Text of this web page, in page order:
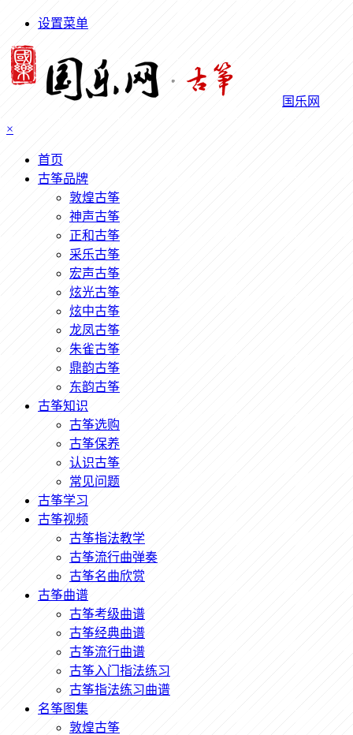
设置菜单
国乐网
×
首页
古筝品牌
敦煌古筝
神声古筝
正和古筝
采乐古筝
宏声古筝
炫光古筝
炫中古筝
龙凤古筝
朱雀古筝
鼎韵古筝
东韵古筝
古筝知识
古筝选购
古筝保养
认识古筝
常见问题
古筝学习
古筝视频
古筝指法教学
古筝流行曲弹奏
古筝名曲欣赏
古筝曲谱
古筝考级曲谱
古筝经典曲谱
古筝流行曲谱
古筝入门指法练习
古筝指法练习曲谱
名筝图集
敦煌古筝